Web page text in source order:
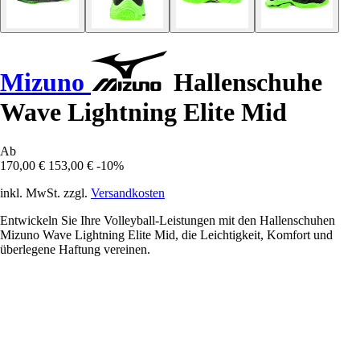
Mizuno
Hallenschuhe
Wave Lightning Elite Mid
Ab
170,00 € 153,00 € -10%
inkl. MwSt. zzgl. Versandkosten
Entwickeln Sie Ihre Volleyball-Leistungen mit den Hallenschuhen
Mizuno Wave Lightning Elite Mid, die Leichtigkeit, Komfort und
überlegene Haftung vereinen.